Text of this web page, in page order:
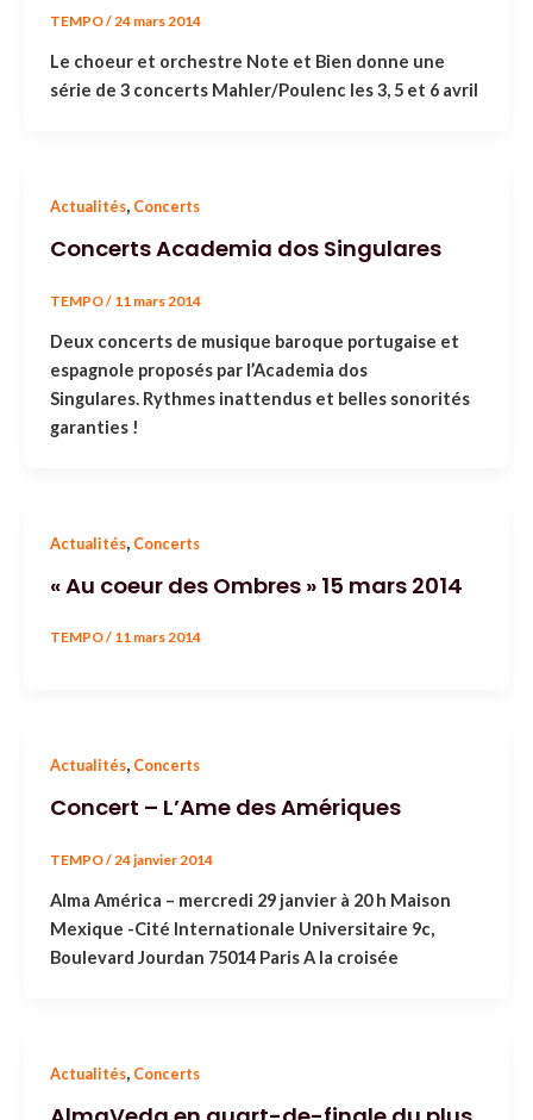
TEMPO/24 mars 2014
Le choeur et orchestre Note et Bien donne une
série de 3 concerts Mahler/Poulenc les 3, 5 et 6 avril
Actualités, Concerts
Concerts Academia dos Singulares
TEMPO/ 11 mars 2014
Deux concerts de musique baroque portugaise et
espagnole proposés par l’Academia dos
Singulares. Rythmes inattendus et belles sonorités
garanties !
Actualités, Concerts
« Au coeur des Ombres » 15 mars 2014
TEMPO/ 11 mars 2014
Actualités, Concerts
Concert – L’Ame des Amériques
TEMPO/ 24 janvier 2014
Alma América – mercredi 29 janvier à 20 h Maison
Mexique -Cité Internationale Universitaire 9c,
Boulevard Jourdan 75014 Paris A la croisée
Actualités, Concerts